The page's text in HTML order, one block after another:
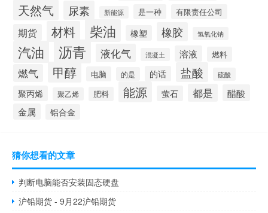
天然气 尿素 新能源 是一种 有限责任公司
期货 材料 柴油 橡塑 橡胶 氢氧化钠
汽油 沥青 液化气 混凝土 溶液 燃料
燃气 甲醇 电脑 的是 的话 盐酸 硫酸
聚丙烯 聚乙烯 肥料 能源 萤石 都是 醋酸
金属 铝合金
猜你想看的文章
判断电脑能否安装固态硬盘
沪铅期货 - 9月22沪铅期货